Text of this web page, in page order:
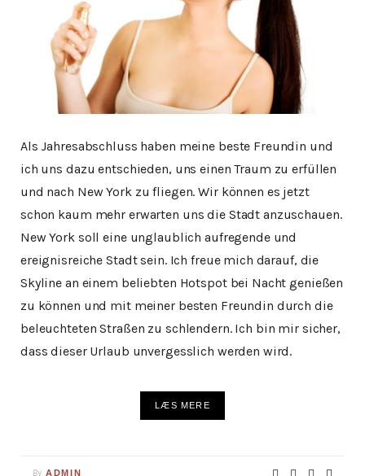
Als Jahresabschluss haben meine beste Freundin und
ich uns dazu entschieden, uns einen Traum zu erfüllen
und nach New York zu fliegen. Wir können es jetzt
schon kaum mehr erwarten uns die Stadt anzuschauen.
New York soll eine unglaublich aufregende und
ereignisreiche Stadt sein. Ich freue mich darauf, die
Skyline an einem beliebten Hotspot bei Nacht genießen
zu können und mit meiner besten Freundin durch die
beleuchteten Straßen zu schlendern. Ich bin mir sicher,
dass dieser Urlaub unvergesslich werden wird.
LÆS MERE
By ADMIN